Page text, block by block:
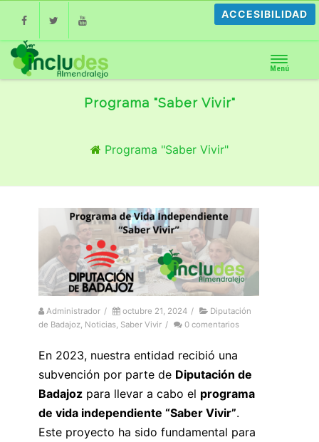
Facebook
Menú
Programa "Saber Vivir"
Programa "Saber Vivir"
Administrador / octubre 21, 2024 /
Diputación
de Badajoz, Noticias, Saber Vivir / 0 comentarios
En 2023, nuestra entidad recibió una
subvención por parte de Diputación de
Badajoz para llevar a cabo el programa
de vida independiente “Saber Vivir”.
Este proyecto ha sido fundamental para
ACCESIBILIDAD